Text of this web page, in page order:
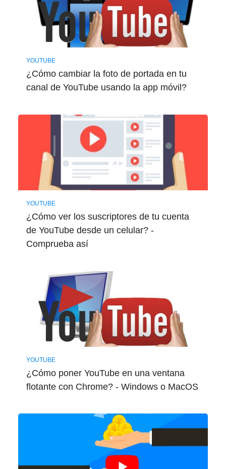
YOUTUBE
¿Cómo cambiar la foto de portada en tu
canal de YouTube usando la app móvil?
YOUTUBE
¿Cómo ver los suscriptores de tu cuenta
de YouTube desde un celular? -
Comprueba así
YOUTUBE
¿Cómo poner YouTube en una ventana
flotante con Chrome? - Windows o MacOS